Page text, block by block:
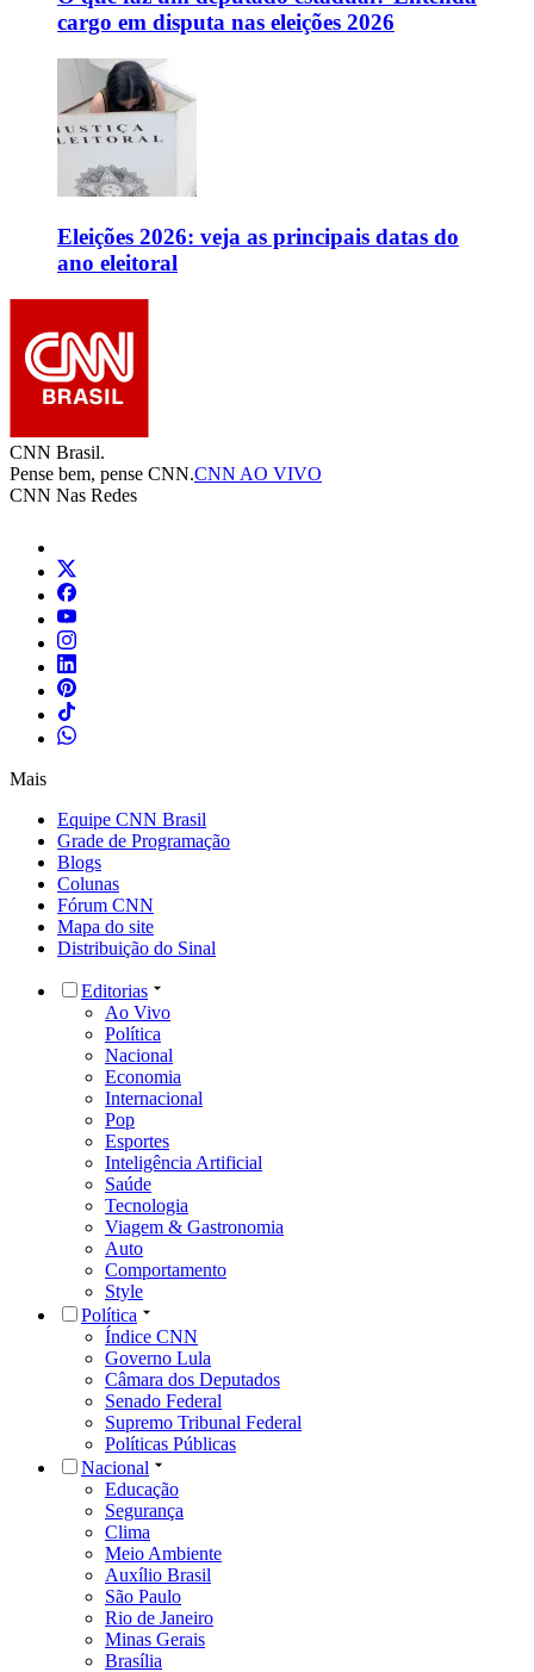
cargo em disputa nas eleições 2026
Eleições 2026: veja as principais datas do
ano eleitoral
CNN Brasil.
Pense bem, pense CNN.CNN AO VIVO
CNN Nas Redes
Mais
Equipe CNN Brasil
Grade de Programação
Blogs
Colunas
Fórum CNN
Mapa do site
Distribuição do Sinal
Editorias
Ao Vivo
Política
Nacional
Economia
Internacional
Pop
Esportes
Inteligência Artificial
Saúde
Tecnologia
Viagem & Gastronomia
Auto
Comportamento
Style
Política
Índice CNN
Governo Lula
Câmara dos Deputados
Senado Federal
Supremo Tribunal Federal
Políticas Públicas
Nacional
Educação
Segurança
Clima
Meio Ambiente
Auxílio Brasil
São Paulo
Rio de Janeiro
Minas Gerais
Brasília